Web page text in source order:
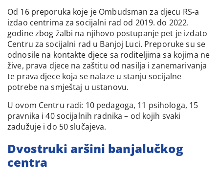
Od 16 preporuka koje je Ombudsman za djecu RS-a
izdao centrima za socijalni rad od 2019. do 2022.
godine zbog žalbi na njihovo postupanje pet je izdato
Centru za socijalni rad u Banjoj Luci. Preporuke su se
odnosile na kontakte djece sa roditeljima sa kojima ne
žive, prava djece na zaštitu od nasilja i zanemarivanja
te prava djece koja se nalaze u stanju socijalne
potrebe na smještaj u ustanovu.
U ovom Centru radi: 10 pedagoga, 11 psihologa, 15
pravnika i 40 socijalnih radnika – od kojih svaki
zadužuje i do 50 slučajeva.
Dvostruki aršini banjalučkog
centra